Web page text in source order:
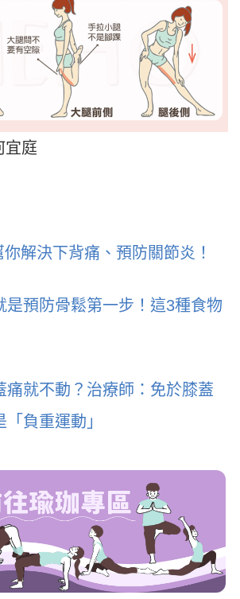
宜庭
解決下背痛、預防關節炎！
是預防骨鬆第一步！這3種食物
痛就不動？治療師：免於膝蓋
負重運動」